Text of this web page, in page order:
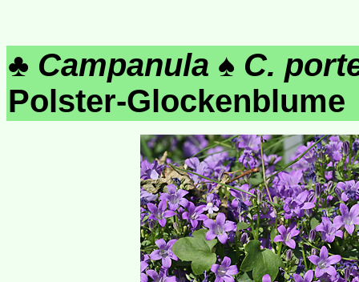
♣ Campanula ♠ C.
Polster-